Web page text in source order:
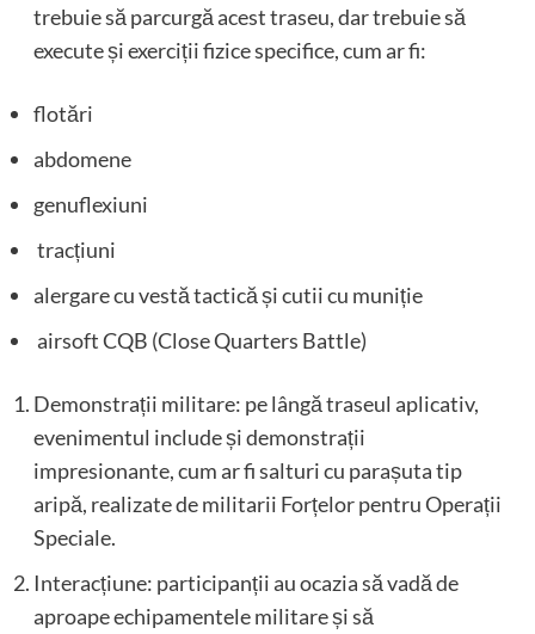
trebuie să parcurgă acest traseu, dar trebuie să
execute și exerciții fizice specifice, cum ar fi:
flotări
abdomene
genuflexiuni
tracțiuni
alergare cu vestă tactică și cutii cu muniție
airsoft CQB (Close Quarters Battle)
Demonstrații militare: pe lângă traseul aplicativ,
evenimentul include și demonstrații
impresionante, cum ar fi salturi cu parașuta tip
aripă, realizate de militarii Forțelor pentru Operații
Speciale.
Interacțiune: participanții au ocazia să vadă de
aproape echipamentele militare și să